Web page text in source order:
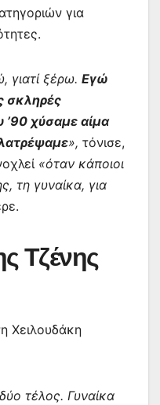
για
γιατί ξέρω. Εγώ
σκληρές
’90 χύσαμε αίμα
», τόνισε,
«όταν κάποιοι
τη γυναίκα, για
Τζένης
Χειλουδάκη
τέλος. Γυναίκα